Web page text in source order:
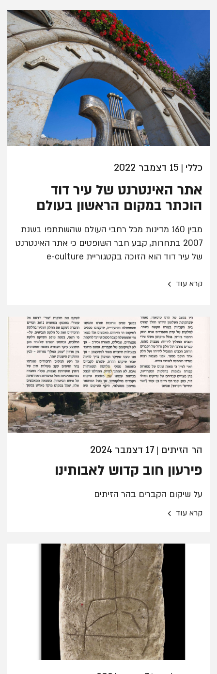
כללי | 15 דצמבר 2022
אתר האינטרנט של עיר דוד
הוכתר במקום הראשון בעולם
מבין 160 מדינות מכל רחבי העולם שהשתתפו בשנת
2007 בתחרות, קבע חבר השופטים כי אתר האינטרנט
של עיר דוד הוא הזוכה בקטגוריית e-culture
קרא עוד ›
הר הזיתים |17 דצמבר 2024
פירעון חוב קדוש לאבותינו
על שיקום הקברים בהר הזיתים
קרא עוד ›